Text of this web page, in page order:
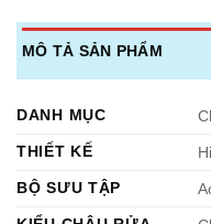
MÔ TẢ SẢN PHẨM
DANH MỤC
THIẾT KẾ
BỘ SƯU TẬP